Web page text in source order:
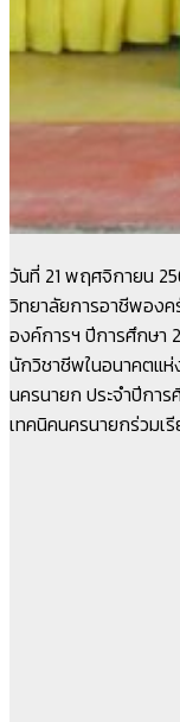
วันที่ 21 พฤศจิกายน
วิทยาลัยการอาชีพอง
องค์การฯ ปีการศึกษา
นักวิชาชีพในอนาคตแห่
นครนายก ประจำปีกา
เทคนิคนครนายกร่วมเ